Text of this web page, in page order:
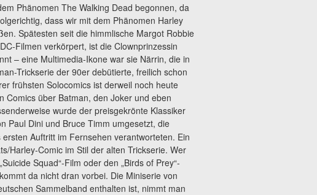
Phänomen The Walking Dead begonnen, da
dass wir mit dem Phänomen Harley
Spätesten seit die himmlische Margot Robbie
Filmen verkörpert, ist die Clownprinzessin
– eine Multimedia-Ikone war sie Närrin, die in
Trickserie der 90er debütierte, freilich schon
frühsten Solocomics ist derweil noch heute
Comics über Batman, den Joker und eben
wurde der preisgekrönte Klassiker
Paul Dini und Bruce Timm umgesetzt, die
ersten Auftritt im Fernsehen verantworteten. Ein
Harley-Comic im Stil der alten Trickserie. Wer
Squad“-Film oder den „Birds of Prey“-
da nicht dran vorbei. Die Miniserie von
Sammelband enthalten ist, nimmt man